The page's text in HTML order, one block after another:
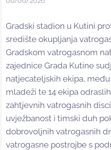
Gradski stadion u Kutini
središte okupljanja
Gradskom vatrogasnom
zajednice Grada Kutine
natjecateljskih ekipa,
mladeži te 14 ekipa
zahtjevnih vatrogasnih
uvježbanost i timski duh
dobrovoljnih vatrogasnih
vatrogasne postrojbe s